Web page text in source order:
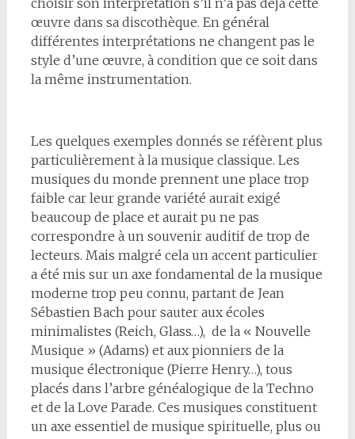
choisir son interprétation s’il n’a pas déjà cette
œuvre dans sa discothèque. En général
différentes interprétations ne changent pas le
style d’une œuvre, à condition que ce soit dans
la même instrumentation.
Les quelques exemples donnés se réfèrent plus
particulièrement à la musique classique. Les
musiques du monde prennent une place trop
faible car leur grande variété aurait exigé
beaucoup de place et aurait pu ne pas
correspondre à un souvenir auditif de trop de
lecteurs. Mais malgré cela un accent particulier
a été mis sur un axe fondamental de la musique
moderne trop peu connu, partant de Jean
Sébastien Bach pour sauter aux écoles
minimalistes (Reich, Glass…), de la « Nouvelle
Musique » (Adams) et aux pionniers de la
musique électronique (Pierre Henry…), tous
placés dans l’arbre généalogique de la Techno
et de la Love Parade. Ces musiques constituent
un axe essentiel de musique spirituelle, plus ou